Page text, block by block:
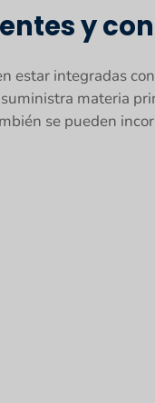
y
estar integradas
materia
se pueden